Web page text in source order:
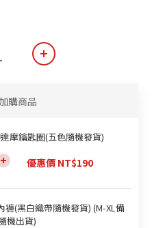
購商品
摩鑰匙圈(五色隨機發貨)
優惠價 NT$190
褲(黑白織帶隨機發貨) (M-XL備
機出貨)